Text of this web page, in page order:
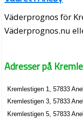
Väderprognos för
Väderprognos.nu
Adresser på
Kremlestigen 1, 57833
Kremlestigen 3, 57833
Kremlestigen 5, 57833